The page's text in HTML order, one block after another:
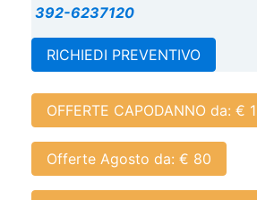
392-6237120
RICHIEDI PREVENTIVO
OFFERTE CAPODANNO da: €
Offerte Agosto da: € 80